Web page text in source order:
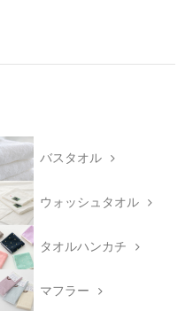
バスタオル
ウォッシュタオル
タオルハンカチ
マフラー